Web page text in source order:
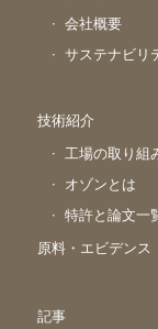
会社概要
サステナビリ
技術紹介
工場の取り組
オゾンとは
特許と論文一
原料・エビデンス
記事